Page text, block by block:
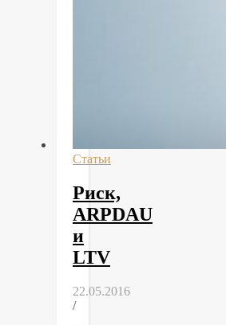
Статьи
Риск,
ARPDAU
и
LTV
22.05.2016
/